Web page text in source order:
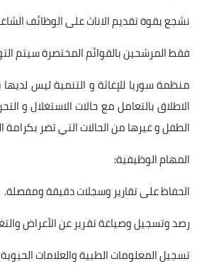
نشجع بقوة تقديم الاناث على الوظائف
فقط المرشحين بالقوائم المختصرة سيتم
منظمة سوريا للإغاثة و التنمية ليس
الاطلاق بالتعامل مع حالات الاستغلال و
الطفل و غيرها من الحالات التي تضر
المهام الوظيفية:
الحفاظ على تقارير وسجلات دقيقة ومفصلة.
رصد وتسجيل وصياغة تقرير عن الأعراض
تسجيل المعلومات الطبية والعلامات